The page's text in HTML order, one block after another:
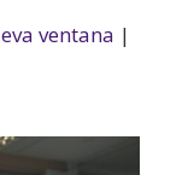
ventana |